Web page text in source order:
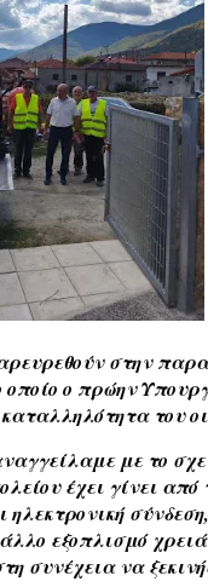
στην
ο πρώην
του
με το
έχει γίνει
ηλεκτρονική σύνδεση,
εξοπλισμό
συνέχεια να